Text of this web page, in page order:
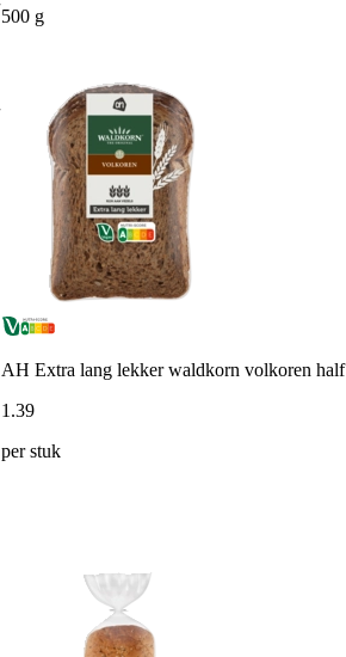
500 g
AH Extra lang lekker waldkorn volkoren half
1.39
per stuk